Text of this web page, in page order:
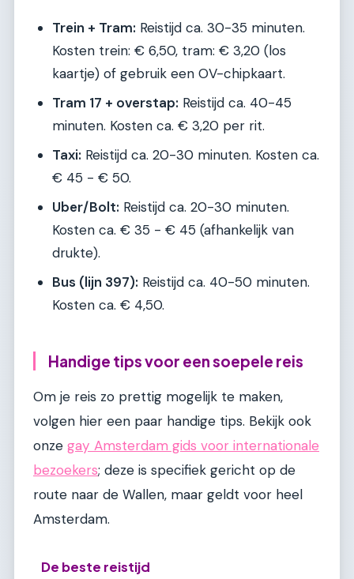
Trein + Tram: Reistijd ca. 30-35 minuten.
Kosten trein: € 6,50, tram: € 3,20 (los
kaartje) of gebruik een OV-chipkaart.
Tram 17 + overstap: Reistijd ca. 40-45
minuten. Kosten ca. € 3,20 per rit.
Taxi: Reistijd ca. 20-30 minuten. Kosten ca.
€ 45 - € 50.
Uber/Bolt: Reistijd ca. 20-30 minuten.
Kosten ca. € 35 - € 45 (afhankelijk van
drukte).
Bus (lijn 397): Reistijd ca. 40-50 minuten.
Kosten ca. € 4,50.
Handige tips voor een soepele reis
Om je reis zo prettig mogelijk te maken,
volgen hier een paar handige tips. Bekijk ook
onze gay Amsterdam gids voor internationale
bezoekers; deze is specifiek gericht op de
route naar de Wallen, maar geldt voor heel
Amsterdam.
De beste reistijd